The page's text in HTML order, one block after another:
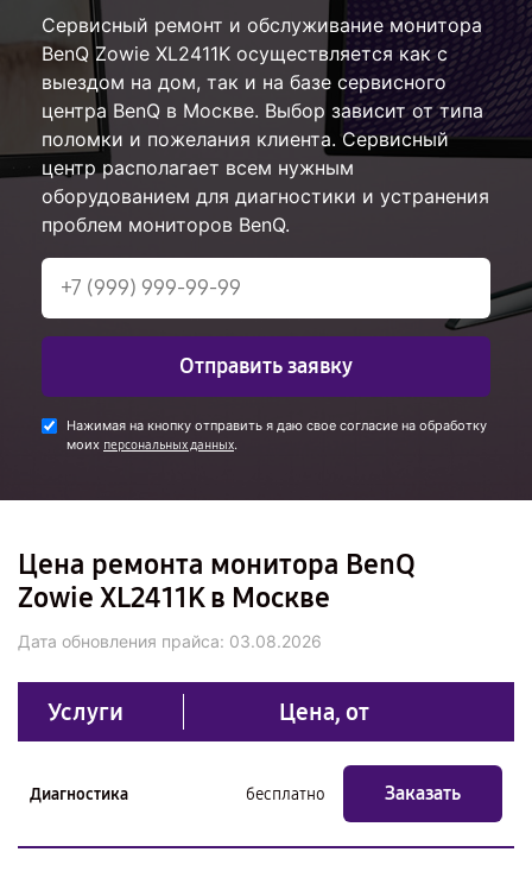
Сервисный ремонт и обслуживание монитора
BenQ Zowie XL2411K осуществляется как с
выездом на дом, так и на базе сервисного
центра BenQ в Москве. Выбор зависит от типа
поломки и пожелания клиента. Сервисный
центр располагает всем нужным
оборудованием для диагностики и устранения
проблем мониторов BenQ.
Отправить заявку
Нажимая на кнопку отправить я даю свое согласие на обработку
моих персональных данных.
Цена ремонта монитора BenQ
Zowie XL2411K в Москве
Дата обновления прайса: 03.08.2026
Услуги Цена, от
Диагностика бесплатно Заказать